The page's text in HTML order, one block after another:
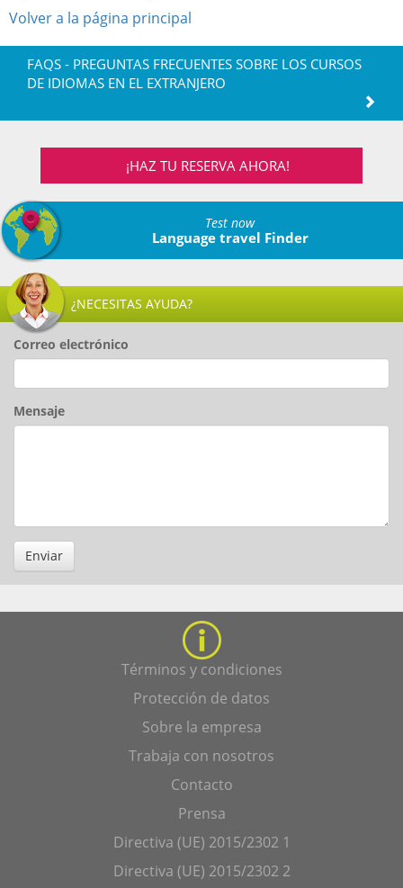
Volver a la página principal
FAQS - PREGUNTAS FRECUENTES SOBRE LOS CURSOS
DE IDIOMAS EN EL EXTRANJERO
¡HAZ TU RESERVA AHORA!
Test now
Language travel Finder
¿NECESITAS AYUDA?
Correo electrónico
Mensaje
Enviar
Términos y condiciones
Protección de datos
Sobre la empresa
Trabaja con nosotros
Contacto
Prensa
Directiva (UE) 2015/2302 1
Directiva (UE) 2015/2302 2